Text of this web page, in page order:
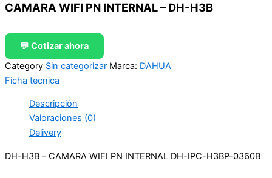
CAMARA WIFI PN INTERNAL – DH-H3B
💬 Cotizar ahora
Category Sin categorizar Marca: DAHUA
Ficha tecnica
Descripción
Valoraciones (0)
Delivery
DH-H3B – CAMARA WIFI PN INTERNAL DH-IPC-H3BP-0360B